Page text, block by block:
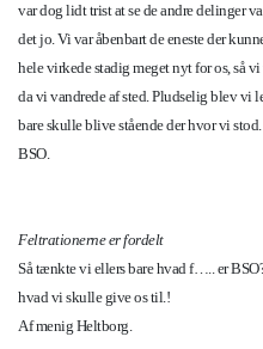
var dog lidt trist at se de andre delinger
det jo. Vi var åbenbart de eneste der
hele virkede stadig meget nyt for os, så
da vi vandrede af sted. Pludselig blev vi
bare skulle blive stående der hvor vi
BSO.
Feltrationerne er fordelt
Så tænkte vi ellers barehvad f….. er
hvad vi skulle give os til.!
Af menig Heltborg.